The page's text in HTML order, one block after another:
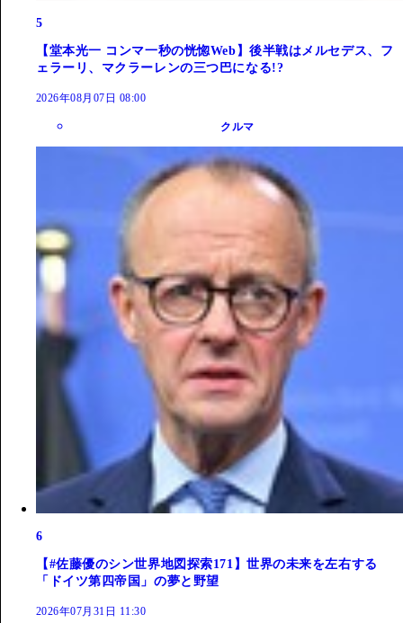
5
【堂本光一 コンマ一秒の恍惚Web】後半戦はメルセデス、フ
ェラーリ、マクラーレンの三つ巴になる!?
2026年08月07日 08:00
クルマ
6
【#佐藤優のシン世界地図探索171】世界の未来を左右する
「ドイツ第四帝国」の夢と野望
2026年07月31日 11:30